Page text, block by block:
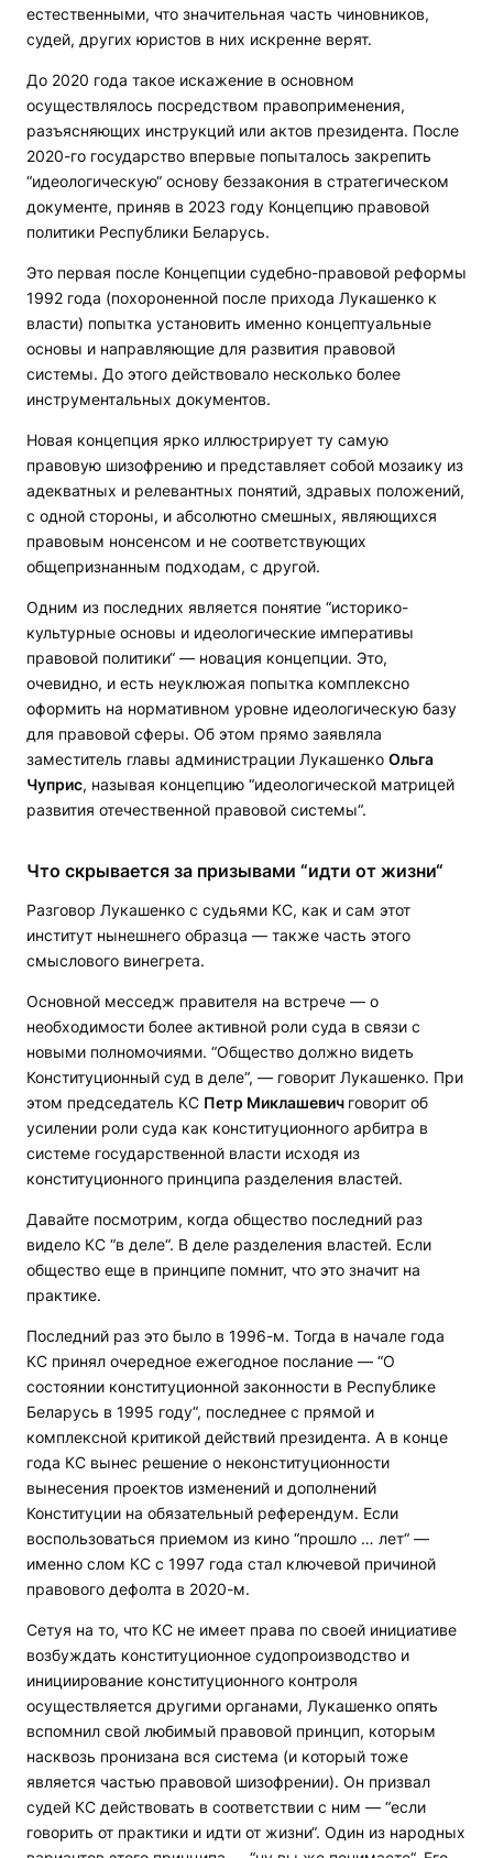
естественными, что значительная часть чиновников,
судей, других юристов в них искренне верят.
До 2020 года такое искажение в основном
осуществлялось посредством правоприменения,
разъясняющих инструкций или актов президента. После
2020-го государство впервые попыталось закрепить
“идеологическую“ основу беззакония в стратегическом
документе, приняв в 2023 году Концепцию правовой
политики Республики Беларусь.
Это первая после Концепции судебно-правовой реформы
1992 года (похороненной после прихода Лукашенко к
власти) попытка установить именно концептуальные
основы и направляющие для развития правовой
системы. До этого действовало несколько более
инструментальных документов.
Новая концепция ярко иллюстрирует ту самую
правовую шизофрению и представляет собой мозаику из
адекватных и релевантных понятий, здравых положений,
с одной стороны, и абсолютно смешных, являющихся
правовым нонсенсом и не соответствующих
общепризнанным подходам, с другой.
Одним из последних является понятие “историко-
культурные основы и идеологические императивы
правовой политики“ — новация концепции. Это,
очевидно, и есть неуклюжая попытка комплексно
оформить на нормативном уровне идеологическую базу
для правовой сферы. Об этом прямо заявляла
заместитель главы администрации Лукашенко Ольга
Чуприс, называя концепцию “идеологической матрицей
развития отечественной правовой системы“.
Что скрывается за призывами “идти от жизни“
Разговор Лукашенко с судьями КС, как и сам этот
институт нынешнего образца — также часть этого
смыслового винегрета.
Основной месседж правителя на встрече — о
необходимости более активной роли суда в связи с
новыми полномочиями. “Общество должно видеть
Конституционный суд в деле“, — говорит Лукашенко. При
этом председатель КС Петр Миклашевич говорит об
усилении роли суда как конституционного арбитра в
системе государственной власти исходя из
конституционного принципа разделения властей.
Давайте посмотрим, когда общество последний раз
видело КС “в деле“. В деле разделения властей. Если
общество еще в принципе помнит, что это значит на
практике.
Последний раз это было в 1996-м. Тогда в начале года
КС принял очередное ежегодное послание — “О
состоянии конституционной законности в Республике
Беларусь в 1995 году“, последнее с прямой и
комплексной критикой действий президента. А в конце
года КС вынес решение о неконституционности
вынесения проектов изменений и дополнений
Конституции на обязательный референдум. Если
воспользоваться приемом из кино “прошло … лет“ —
именно слом КС с 1997 года стал ключевой причиной
правового дефолта в 2020-м.
Сетуя на то, что КС не имеет права по своей инициативе
возбуждать конституционное судопроизводство и
инициирование конституционного контроля
осуществляется другими органами, Лукашенко опять
вспомнил свой любимый правовой принцип, которым
насквозь пронизана вся система (и который тоже
является частью правовой шизофрении). Он призвал
судей КС действовать в соответствии с ним — “если
говорить от практики и идти от жизни“. Один из народных